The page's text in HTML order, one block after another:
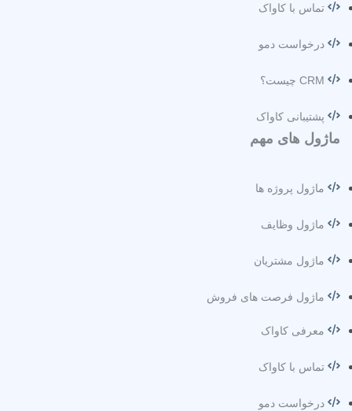
تماس با کاواک
درخواست دمو
CRM چیست؟
پشتیبانی کاواک
ماژول های مهم
ماژول پروژه ها
ماژول وظایف
ماژول مشتریان
ماژول فرصت های فروش
معرفی کاواک
تماس با کاواک
درخواست دمو